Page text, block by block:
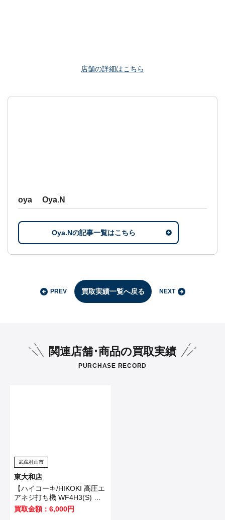
店舗の詳細はこちら
oya Oya.N
Oya.Nの記事一覧はこちら
PREV 買取実績一覧へ戻る NEXT
関連店舗･商品の買取実績
PURCHASE RECORD
武蔵村山市
東大和店
【ハイコーキ/HIKOKI 高圧エ
アネジ打ち機 WF4H3(S) 】
武蔵村山市のお客様から買取
させていただきました！
買取金額：6,000円